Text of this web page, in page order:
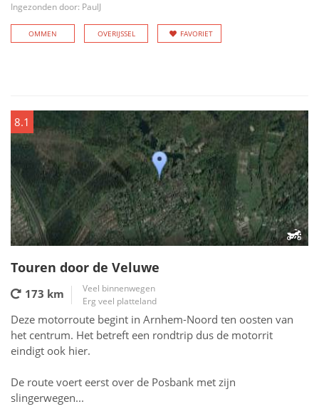
Ingezonden door: PaulJ
OMMEN OVERIJSSEL FAVORIET
8.1
Touren door de Veluwe
173 km
Veel binnenwegen
Erg veel platteland
Deze motorroute begint in Arnhem-Noord ten oosten van
het centrum. Het betreft een rondtrip dus de motorrit
eindigt ook hier.
De route voert eerst over de Posbank met zijn
slingerwegen...